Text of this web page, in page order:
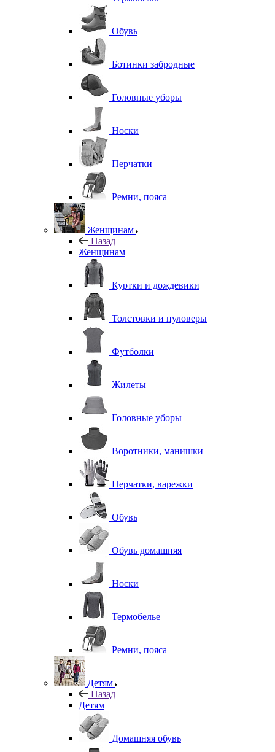
Обувь
Ботинки забродные
Головные уборы
Носки
Перчатки
Ремни, пояса
Женщинам
Назад
Женщинам
Куртки и дождевики
Толстовки и пуловеры
Футболки
Жилеты
Головные уборы
Воротники, манишки
Перчатки, варежки
Обувь
Обувь домашняя
Носки
Термобелье
Ремни, пояса
Детям
Назад
Детям
Домашняя обувь